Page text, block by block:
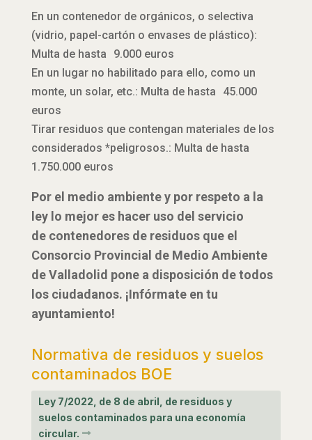
En un contenedor de orgánicos, o selectiva
(vidrio, papel-cartón o envases de plástico):
Multa de hasta 9.000 euros
En un lugar no habilitado para ello, como un
monte, un solar, etc.: Multa de hasta 45.000
euros
Tirar residuos que contengan materiales de los
considerados *peligrosos.: Multa de hasta
1.750.000 euros
Por el medio ambiente y por respeto a la
ley lo mejor es hacer uso del servicio
de contenedores de residuos que el
Consorcio Provincial de Medio Ambiente
de Valladolid pone a disposición de todos
los ciudadanos. ¡Infórmate en tu
ayuntamiento!
Normativa de residuos y suelos
contaminados BOE
Ley 7/2022, de 8 de abril, de residuos y
suelos contaminados para una economía
circular.